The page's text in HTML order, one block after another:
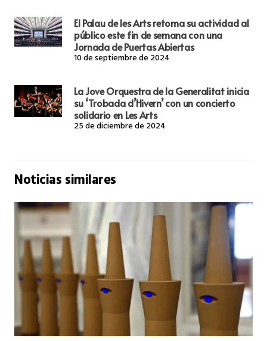
El Palau de les Arts retoma su actividad al
público este fin de semana con una
Jornada de Puertas Abiertas
10 de septiembre de 2024
La Jove Orquestra de la Generalitat inicia
su ‘Trobada d’Hivern’ con un concierto
solidario en Les Arts
25 de diciembre de 2024
Noticias similares